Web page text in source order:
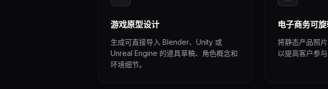
游戏原型设计
生成可直接导入 Blender、Unity 或
Unreal Engine 的道具草稿、角色概念和
环境细节。
电子商务可
将静态产品照
以提高客户参与